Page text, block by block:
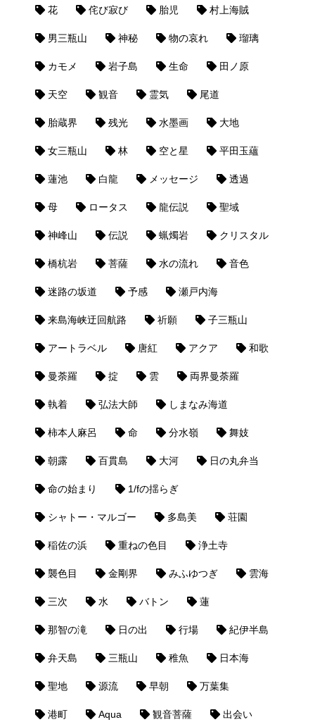
花 侘び寂び 胎児 村上海賊
男三瓶山 神秘 物の哀れ 瑠璃
カモメ 岩子島 生命 田ノ原
天空 観音 霊気 尾道
胎蔵界 残光 水墨画 大地
女三瓶山 林 空と星 平田玉蘊
蓮池 白龍 メッセージ 透過
母 ロータス 龍伝説 聖域
神峰山 伝説 蝋燭岩 クリスタル
橋杭岩 菩薩 水の流れ 音色
迷路の坂道 予感 瀬戸内海
来島海峡迂回航路 祈願 子三瓶山
アートラベル 唐紅 アクア 和歌
曼荼羅 掟 雲 両界曼荼羅
執着 弘法大師 しまなみ海道
柿本人麻呂 命 分水嶺 舞妓
朝露 百貫島 大河 日の丸弁当
命の始まり 1/fの揺らぎ
シャトー・マルゴー 多島美 荘園
稲佐の浜 重ねの色目 浄土寺
襲色目 金剛界 みふゆつぎ 雲海
三次 水 バトン 蓮
那智の滝 日の出 行場 紀伊半島
弁天島 三瓶山 稚魚 日本海
聖地 源流 早朝 万葉集
港町 Aqua 観音菩薩 出会い